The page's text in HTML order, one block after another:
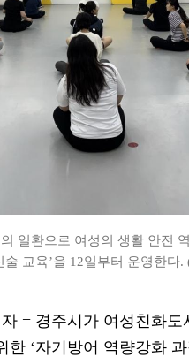
일환으로 여성의 생활 안전
교육’을 12일부터 운영한다.
= 경주시가 여성친화도
‘자기방어 역량강화